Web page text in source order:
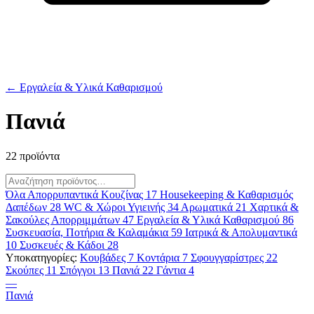
← Εργαλεία & Υλικά Καθαρισμού
Πανιά
22 προϊόντα
Όλα Απορρυπαντικά Κουζίνας 17 Housekeeping & Καθαρισμός
Δαπέδων 28 WC & Χώροι Υγιεινής 34 Αρωματικά 21 Χαρτικά &
Σακούλες Απορριμμάτων 47 Εργαλεία & Υλικά Καθαρισμού 86
Συσκευασία, Ποτήρια & Καλαμάκια 59 Ιατρικά & Απολυμαντικά
10 Συσκευές & Κάδοι 28
Υποκατηγορίες: Κουβάδες 7 Κοντάρια 7 Σφουγγαρίστρες 22
Σκούπες 11 Σπόγγοι 13 Πανιά 22 Γάντια 4
—
Πανιά